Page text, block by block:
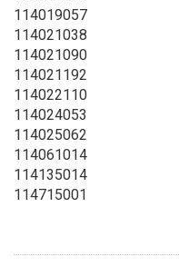
114019057
114021038
114021090
114021192
114022110
114024053
114025062
114061014
114135014
114715001